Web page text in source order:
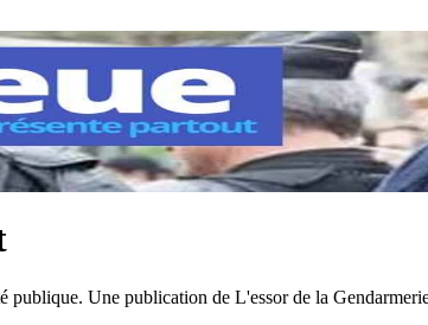
publique. Une publication de L'essor de la